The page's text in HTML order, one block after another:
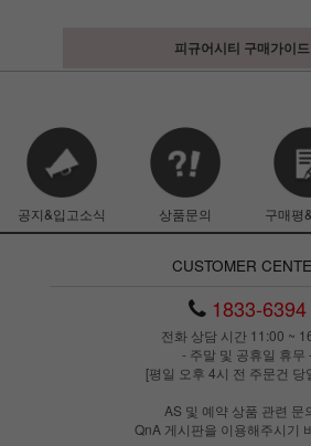
피규어시티 구매가이드
공지&입고소식 상품문의 구매평
CUSTOMER
1833-6394
전화 상담 시간 11:00 ~
- 주말 및 공휴일 휴무
[평일 오후 4시 전 주문건 당
AS 및 예약 상품 관련 문
QnA 게시판을 이용해주시기